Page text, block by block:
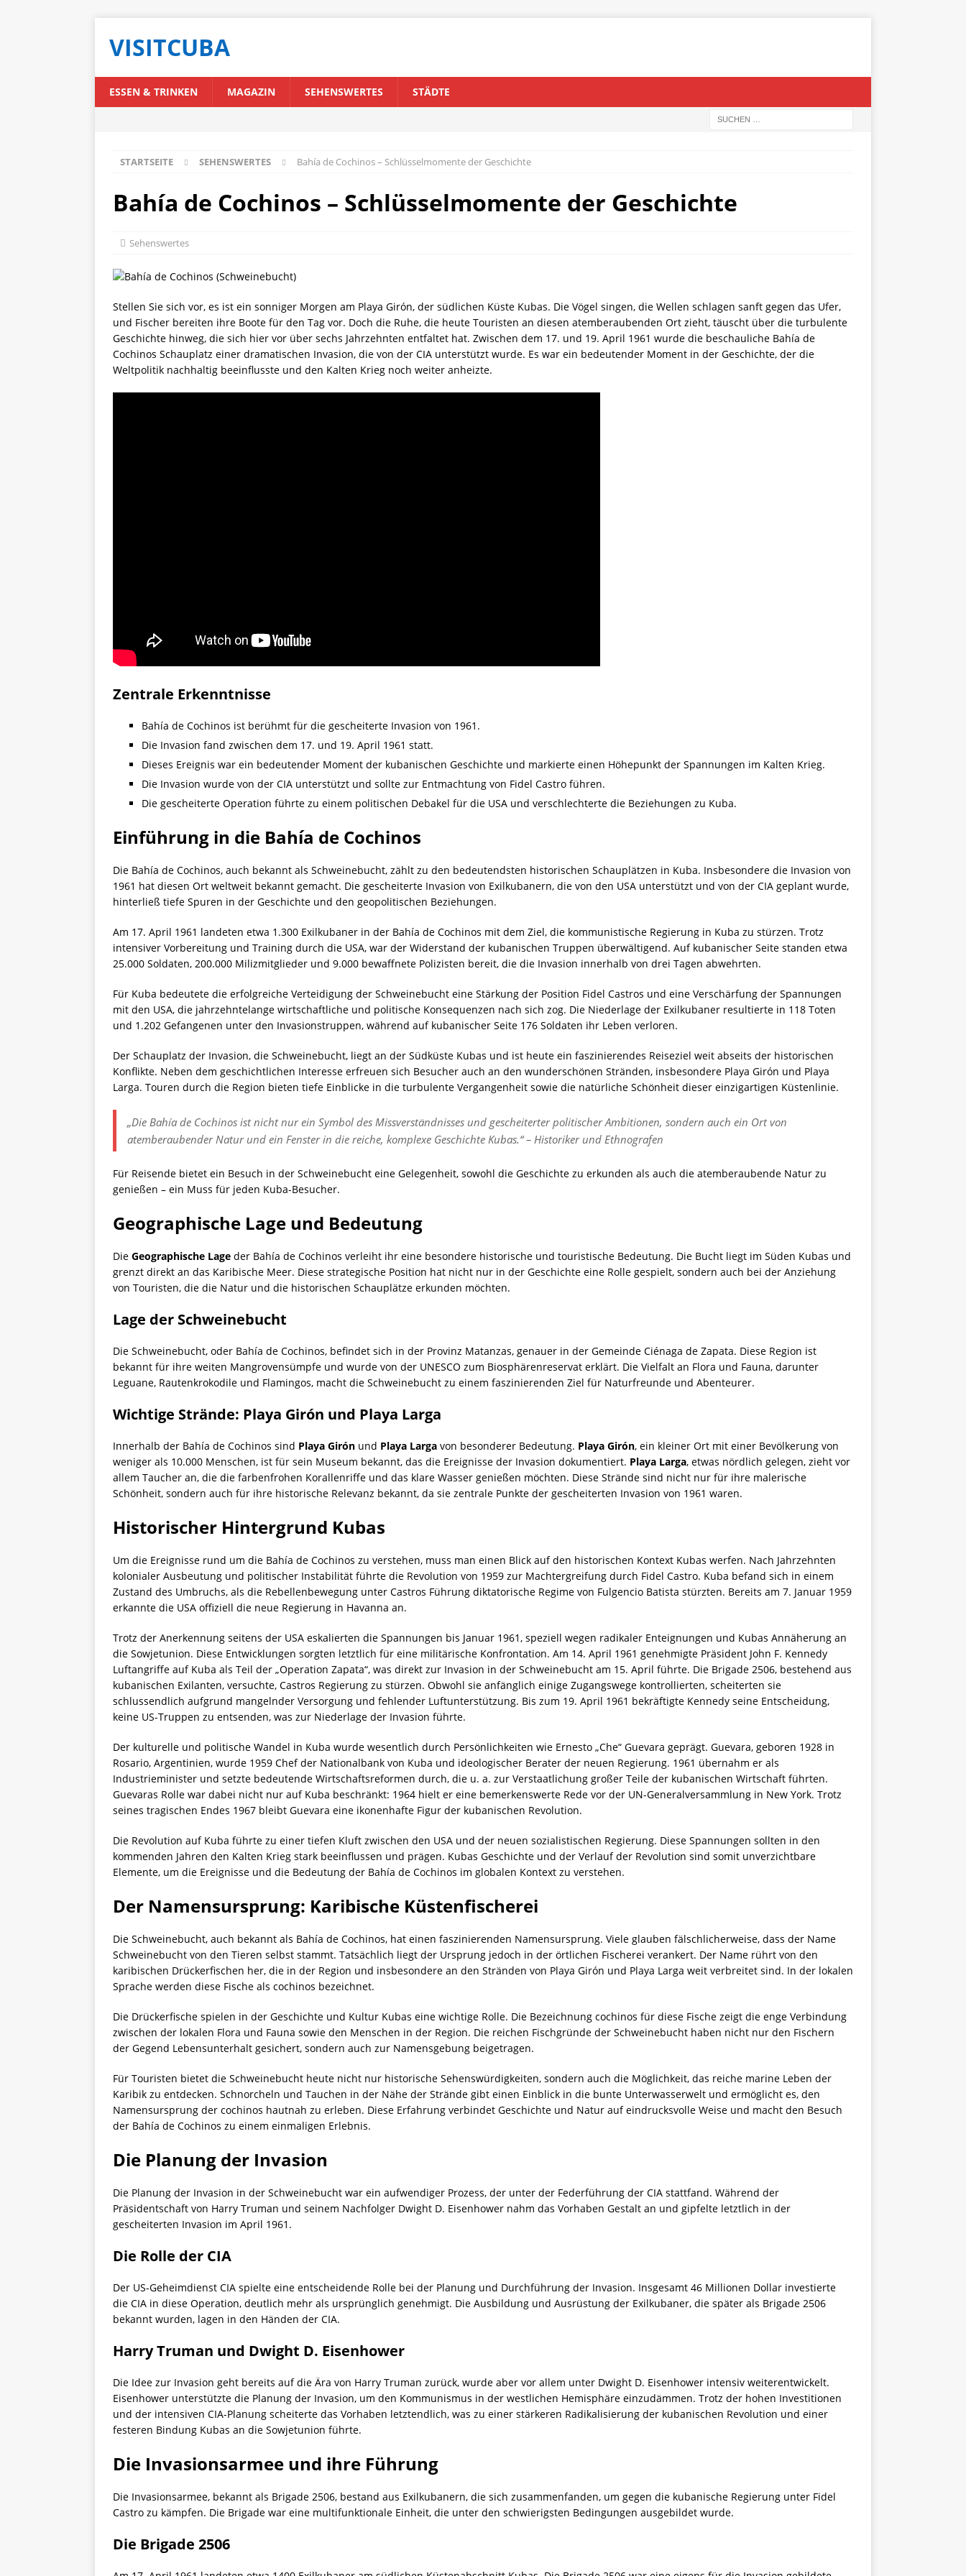
VISITCUBA
ESSEN & TRINKEN MAGAZIN SEHENSWERTES STÄDTE
STARTSEITE SEHENSWERTES Bahía de Cochinos – Schlüsselmomente der Geschichte
Bahía de Cochinos – Schlüsselmomente der Geschichte
Sehenswertes
Stellen Sie sich vor, es ist ein sonniger Morgen am Playa Girón, der südlichen Küste Kubas. Die Vögel singen, die Wellen schlagen sanft gegen das Ufer,
und Fischer bereiten ihre Boote für den Tag vor. Doch die Ruhe, die heute Touristen an diesen atemberaubenden Ort zieht, täuscht über die turbulente
Geschichte hinweg, die sich hier vor über sechs Jahrzehnten entfaltet hat. Zwischen dem 17. und 19. April 1961 wurde die beschauliche Bahía de
Cochinos Schauplatz einer dramatischen Invasion, die von der CIA unterstützt wurde. Es war ein bedeutender Moment in der Geschichte, der die
Weltpolitik nachhaltig beeinflusste und den Kalten Krieg noch weiter anheizte.
Zentrale Erkenntnisse
Bahía de Cochinos ist berühmt für die gescheiterte Invasion von 1961.
Die Invasion fand zwischen dem 17. und 19. April 1961 statt.
Dieses Ereignis war ein bedeutender Moment der kubanischen Geschichte und markierte einen Höhepunkt der Spannungen im Kalten Krieg.
Die Invasion wurde von der CIA unterstützt und sollte zur Entmachtung von Fidel Castro führen.
Die gescheiterte Operation führte zu einem politischen Debakel für die USA und verschlechterte die Beziehungen zu Kuba.
Einführung in die Bahía de Cochinos
Die Bahía de Cochinos, auch bekannt als Schweinebucht, zählt zu den bedeutendsten historischen Schauplätzen in Kuba. Insbesondere die Invasion von
1961 hat diesen Ort weltweit bekannt gemacht. Die gescheiterte Invasion von Exilkubanern, die von den USA unterstützt und von der CIA geplant wurde,
hinterließ tiefe Spuren in der Geschichte und den geopolitischen Beziehungen.
Am 17. April 1961 landeten etwa 1.300 Exilkubaner in der Bahía de Cochinos mit dem Ziel, die kommunistische Regierung in Kuba zu stürzen. Trotz
intensiver Vorbereitung und Training durch die USA, war der Widerstand der kubanischen Truppen überwältigend. Auf kubanischer Seite standen etwa
25.000 Soldaten, 200.000 Milizmitglieder und 9.000 bewaffnete Polizisten bereit, die die Invasion innerhalb von drei Tagen abwehrten.
Für Kuba bedeutete die erfolgreiche Verteidigung der Schweinebucht eine Stärkung der Position Fidel Castros und eine Verschärfung der Spannungen
mit den USA, die jahrzehntelange wirtschaftliche und politische Konsequenzen nach sich zog. Die Niederlage der Exilkubaner resultierte in 118 Toten
und 1.202 Gefangenen unter den Invasionstruppen, während auf kubanischer Seite 176 Soldaten ihr Leben verloren.
Der Schauplatz der Invasion, die Schweinebucht, liegt an der Südküste Kubas und ist heute ein faszinierendes Reiseziel weit abseits der historischen
Konflikte. Neben dem geschichtlichen Interesse erfreuen sich Besucher auch an den wunderschönen Stränden, insbesondere Playa Girón und Playa
Larga. Touren durch die Region bieten tiefe Einblicke in die turbulente Vergangenheit sowie die natürliche Schönheit dieser einzigartigen Küstenlinie.
„Die Bahía de Cochinos ist nicht nur ein Symbol des Missverständnisses und gescheiterter politischer Ambitionen, sondern auch ein Ort von
atemberaubender Natur und ein Fenster in die reiche, komplexe Geschichte Kubas.“ – Historiker und Ethnografen
Für Reisende bietet ein Besuch in der Schweinebucht eine Gelegenheit, sowohl die Geschichte zu erkunden als auch die atemberaubende Natur zu
genießen – ein Muss für jeden Kuba-Besucher.
Geographische Lage und Bedeutung
Die Geographische Lage der Bahía de Cochinos verleiht ihr eine besondere historische und touristische Bedeutung. Die Bucht liegt im Süden Kubas und
grenzt direkt an das Karibische Meer. Diese strategische Position hat nicht nur in der Geschichte eine Rolle gespielt, sondern auch bei der Anziehung
von Touristen, die die Natur und die historischen Schauplätze erkunden möchten.
Lage der Schweinebucht
Die Schweinebucht, oder Bahía de Cochinos, befindet sich in der Provinz Matanzas, genauer in der Gemeinde Ciénaga de Zapata. Diese Region ist
bekannt für ihre weiten Mangrovensümpfe und wurde von der UNESCO zum Biosphärenreservat erklärt. Die Vielfalt an Flora und Fauna, darunter
Leguane, Rautenkrokodile und Flamingos, macht die Schweinebucht zu einem faszinierenden Ziel für Naturfreunde und Abenteurer.
Wichtige Strände: Playa Girón und Playa Larga
Innerhalb der Bahía de Cochinos sind Playa Girón und Playa Larga von besonderer Bedeutung. Playa Girón, ein kleiner Ort mit einer Bevölkerung von
weniger als 10.000 Menschen, ist für sein Museum bekannt, das die Ereignisse der Invasion dokumentiert. Playa Larga, etwas nördlich gelegen, zieht vor
allem Taucher an, die die farbenfrohen Korallenriffe und das klare Wasser genießen möchten. Diese Strände sind nicht nur für ihre malerische
Schönheit, sondern auch für ihre historische Relevanz bekannt, da sie zentrale Punkte der gescheiterten Invasion von 1961 waren.
Historischer Hintergrund Kubas
Um die Ereignisse rund um die Bahía de Cochinos zu verstehen, muss man einen Blick auf den historischen Kontext Kubas werfen. Nach Jahrzehnten
kolonialer Ausbeutung und politischer Instabilität führte die Revolution von 1959 zur Machtergreifung durch Fidel Castro. Kuba befand sich in einem
Zustand des Umbruchs, als die Rebellenbewegung unter Castros Führung diktatorische Regime von Fulgencio Batista stürzten. Bereits am 7. Januar 1959
erkannte die USA offiziell die neue Regierung in Havanna an.
Trotz der Anerkennung seitens der USA eskalierten die Spannungen bis Januar 1961, speziell wegen radikaler Enteignungen und Kubas Annäherung an
die Sowjetunion. Diese Entwicklungen sorgten letztlich für eine militärische Konfrontation. Am 14. April 1961 genehmigte Präsident John F. Kennedy
Luftangriffe auf Kuba als Teil der „Operation Zapata“, was direkt zur Invasion in der Schweinebucht am 15. April führte. Die Brigade 2506, bestehend aus
kubanischen Exilanten, versuchte, Castros Regierung zu stürzen. Obwohl sie anfänglich einige Zugangswege kontrollierten, scheiterten sie
schlussendlich aufgrund mangelnder Versorgung und fehlender Luftunterstützung. Bis zum 19. April 1961 bekräftigte Kennedy seine Entscheidung,
keine US-Truppen zu entsenden, was zur Niederlage der Invasion führte.
Der kulturelle und politische Wandel in Kuba wurde wesentlich durch Persönlichkeiten wie Ernesto „Che“ Guevara geprägt. Guevara, geboren 1928 in
Rosario, Argentinien, wurde 1959 Chef der Nationalbank von Kuba und ideologischer Berater der neuen Regierung. 1961 übernahm er als
Industrieminister und setzte bedeutende Wirtschaftsreformen durch, die u. a. zur Verstaatlichung großer Teile der kubanischen Wirtschaft führten.
Guevaras Rolle war dabei nicht nur auf Kuba beschränkt: 1964 hielt er eine bemerkenswerte Rede vor der UN-Generalversammlung in New York. Trotz
seines tragischen Endes 1967 bleibt Guevara eine ikonenhafte Figur der kubanischen Revolution.
Die Revolution auf Kuba führte zu einer tiefen Kluft zwischen den USA und der neuen sozialistischen Regierung. Diese Spannungen sollten in den
kommenden Jahren den Kalten Krieg stark beeinflussen und prägen. Kubas Geschichte und der Verlauf der Revolution sind somit unverzichtbare
Elemente, um die Ereignisse und die Bedeutung der Bahía de Cochinos im globalen Kontext zu verstehen.
Der Namensursprung: Karibische Küstenfischerei
Die Schweinebucht, auch bekannt als Bahía de Cochinos, hat einen faszinierenden Namensursprung. Viele glauben fälschlicherweise, dass der Name
Schweinebucht von den Tieren selbst stammt. Tatsächlich liegt der Ursprung jedoch in der örtlichen Fischerei verankert. Der Name rührt von den
karibischen Drückerfischen her, die in der Region und insbesondere an den Stränden von Playa Girón und Playa Larga weit verbreitet sind. In der lokalen
Sprache werden diese Fische als cochinos bezeichnet.
Die Drückerfische spielen in der Geschichte und Kultur Kubas eine wichtige Rolle. Die Bezeichnung cochinos für diese Fische zeigt die enge Verbindung
zwischen der lokalen Flora und Fauna sowie den Menschen in der Region. Die reichen Fischgründe der Schweinebucht haben nicht nur den Fischern
der Gegend Lebensunterhalt gesichert, sondern auch zur Namensgebung beigetragen.
Für Touristen bietet die Schweinebucht heute nicht nur historische Sehenswürdigkeiten, sondern auch die Möglichkeit, das reiche marine Leben der
Karibik zu entdecken. Schnorcheln und Tauchen in der Nähe der Strände gibt einen Einblick in die bunte Unterwasserwelt und ermöglicht es, den
Namensursprung der cochinos hautnah zu erleben. Diese Erfahrung verbindet Geschichte und Natur auf eindrucksvolle Weise und macht den Besuch
der Bahía de Cochinos zu einem einmaligen Erlebnis.
Die Planung der Invasion
Die Planung der Invasion in der Schweinebucht war ein aufwendiger Prozess, der unter der Federführung der CIA stattfand. Während der
Präsidentschaft von Harry Truman und seinem Nachfolger Dwight D. Eisenhower nahm das Vorhaben Gestalt an und gipfelte letztlich in der
gescheiterten Invasion im April 1961.
Die Rolle der CIA
Der US-Geheimdienst CIA spielte eine entscheidende Rolle bei der Planung und Durchführung der Invasion. Insgesamt 46 Millionen Dollar investierte
die CIA in diese Operation, deutlich mehr als ursprünglich genehmigt. Die Ausbildung und Ausrüstung der Exilkubaner, die später als Brigade 2506
bekannt wurden, lagen in den Händen der CIA.
Harry Truman und Dwight D. Eisenhower
Die Idee zur Invasion geht bereits auf die Ära von Harry Truman zurück, wurde aber vor allem unter Dwight D. Eisenhower intensiv weiterentwickelt.
Eisenhower unterstützte die Planung der Invasion, um den Kommunismus in der westlichen Hemisphäre einzudämmen. Trotz der hohen Investitionen
und der intensiven CIA-Planung scheiterte das Vorhaben letztendlich, was zu einer stärkeren Radikalisierung der kubanischen Revolution und einer
festeren Bindung Kubas an die Sowjetunion führte.
Die Invasionsarmee und ihre Führung
Die Invasionsarmee, bekannt als Brigade 2506, bestand aus Exilkubanern, die sich zusammenfanden, um gegen die kubanische Regierung unter Fidel
Castro zu kämpfen. Die Brigade war eine multifunktionale Einheit, die unter den schwierigsten Bedingungen ausgebildet wurde.
Die Brigade 2506